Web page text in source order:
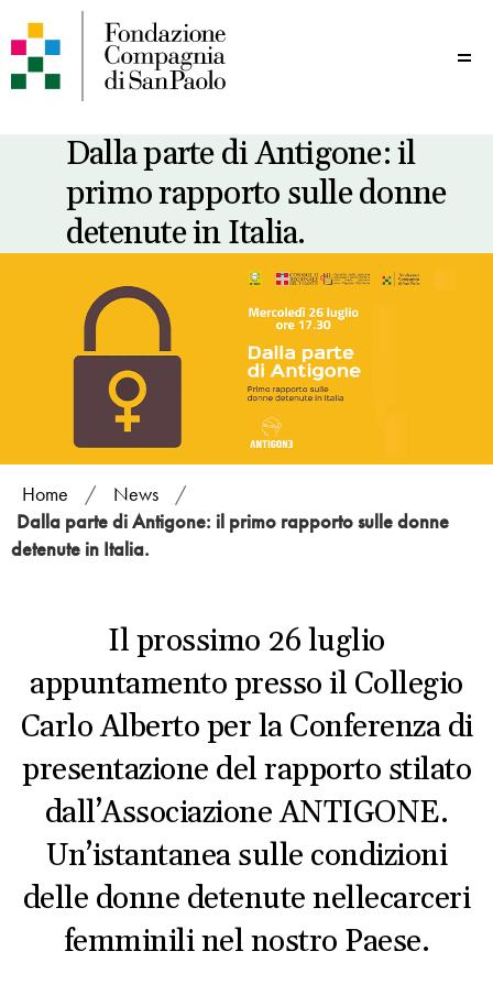
Dalla parte di Antigone: il
primo rapporto sulle donne
detenute in Italia.
Home / News
/
Dalla parte di Antigone: il primo rapporto sulle donne
detenute in Italia.
Il prossimo 26 luglio
appuntamento presso il Collegio
Carlo Alberto per la Conferenza di
presentazione del rapporto stilato
dall’Associazione ANTIGONE.
Un’istantanea sulle condizioni
delle donne detenute nellecarceri
femminili nel nostro Paese.